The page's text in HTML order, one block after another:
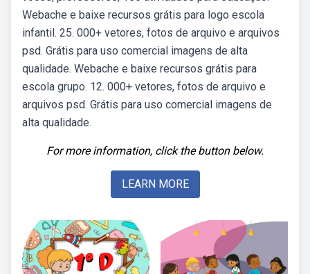
Webache e baixe recursos grátis para logo escola
infantil. 25. 000+ vetores, fotos de arquivo e arquivos
psd. Grátis para uso comercial imagens de alta
qualidade. Webache e baixe recursos grátis para
escola grupo. 12. 000+ vetores, fotos de arquivo e
arquivos psd. Grátis para uso comercial imagens de
alta qualidade.
For more information, click the button below.
LEARN MORE